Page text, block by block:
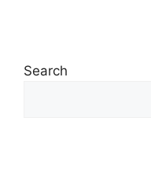
Search